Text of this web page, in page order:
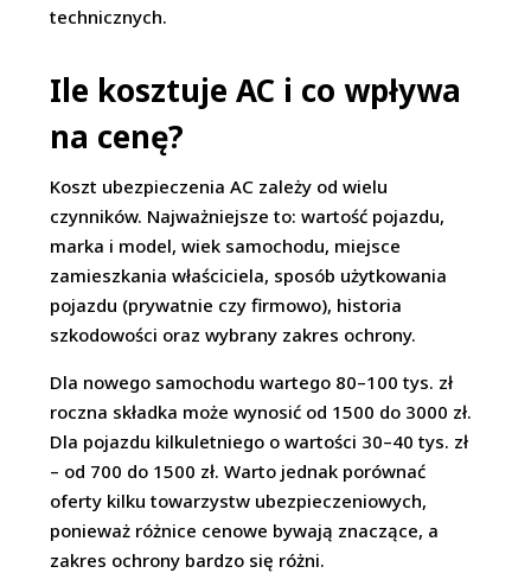
technicznych.
Ile kosztuje AC i co wpływa
na cenę?
Koszt ubezpieczenia AC zależy od wielu
czynników. Najważniejsze to: wartość pojazdu,
marka i model, wiek samochodu, miejsce
zamieszkania właściciela, sposób użytkowania
pojazdu (prywatnie czy firmowo), historia
szkodowości oraz wybrany zakres ochrony.
Dla nowego samochodu wartego 80–100 tys. zł
roczna składka może wynosić od 1500 do 3000 zł.
Dla pojazdu kilkuletniego o wartości 30–40 tys. zł
– od 700 do 1500 zł. Warto jednak porównać
oferty kilku towarzystw ubezpieczeniowych,
ponieważ różnice cenowe bywają znaczące, a
zakres ochrony bardzo się różni.